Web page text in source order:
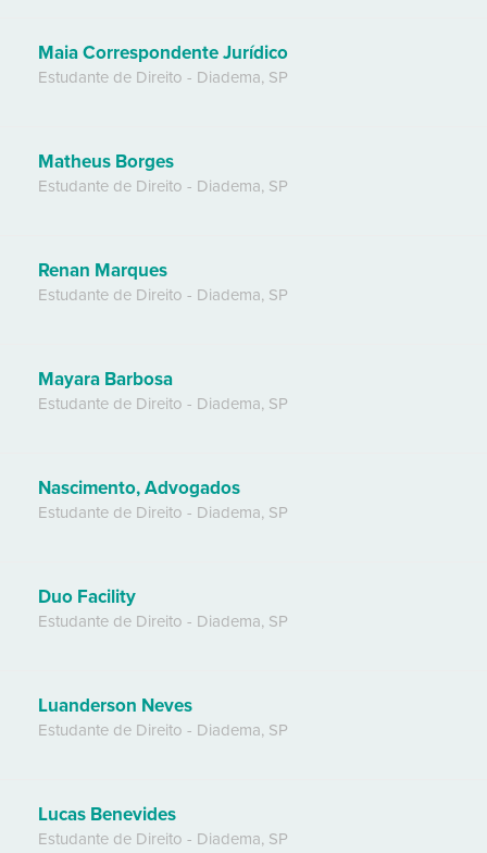
Maia Correspondente Jurídico
Estudante de Direito - Diadema, SP
Matheus Borges
Estudante de Direito - Diadema, SP
Renan Marques
Estudante de Direito - Diadema, SP
Mayara Barbosa
Estudante de Direito - Diadema, SP
Nascimento, Advogados
Estudante de Direito - Diadema, SP
Duo Facility
Estudante de Direito - Diadema, SP
Luanderson Neves
Estudante de Direito - Diadema, SP
Lucas Benevides
Estudante de Direito - Diadema, SP